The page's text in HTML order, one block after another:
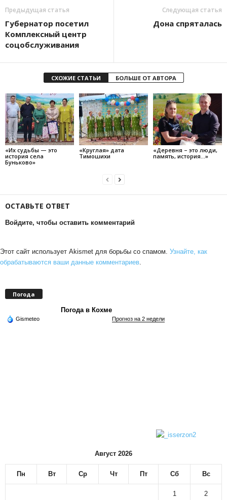
Предыдущая статья
Губернатор посетил
Комплексный центр
соцобслуживания
Следующая статья
Дона спряталась
СХОЖИЕ СТАТЬИ БОЛЬШЕ ОТ АВТОРА
«Их судьбы — это
история села
Буньково»
«Круглая» дата
Тимошихи
«Деревня – это люди,
память, история…»
ОСТАВЬТЕ ОТВЕТ
Войдите, чтобы оставить комментарий
Этот сайт использует Akismet для борьбы со спамом. Узнайте, как
обрабатываются ваши данные комментариев
Погода
Погода в Кохме
Gismeteo Прогноз на 2 недели
Август 2026
Пн Вт Ср Чт Пт Сб Вс
1 2